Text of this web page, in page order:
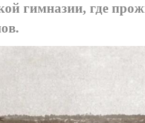
гимназии, где